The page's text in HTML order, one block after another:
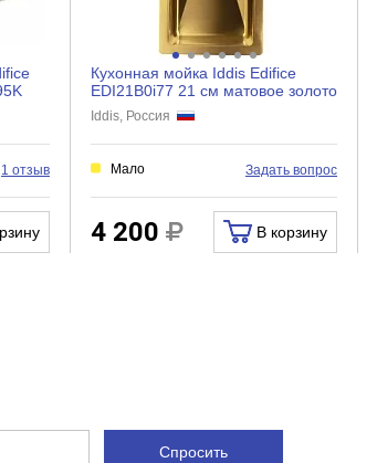
1 отзыв
Кухонная мойка Iddis Edifice
EDI21B0i77 21 см матовое золото
Iddis, Россия
Мало Задать вопрос
4 200 В корзину
Спросить